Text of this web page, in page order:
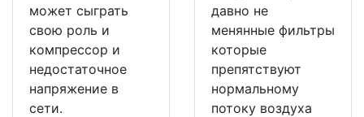
может сыграть
свою роль и
компрессор и
недостаточное
напряжение в
сети.
давно не
менянные фильтры
которые
препятствуют
нормальному
потоку воздуха